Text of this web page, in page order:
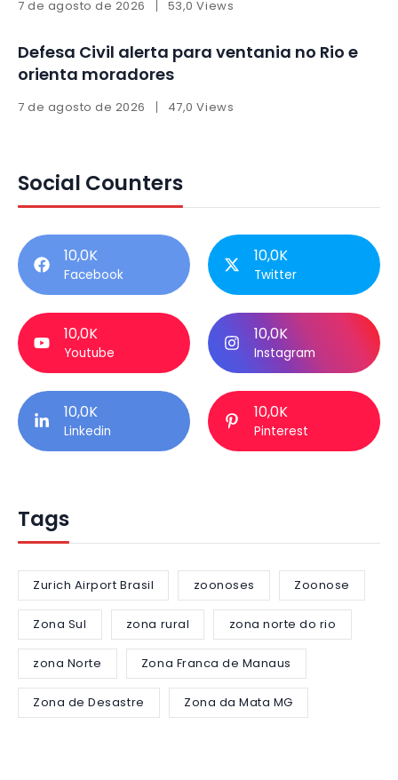
7 de agosto de 2026 53,0 Views
Defesa Civil alerta para ventania no Rio e
orienta moradores
7 de agosto de 2026 47,0 Views
Social Counters
10,0K
Facebook
10,0K
Twitter
10,0K
Youtube
10,0K
Instagram
10,0K
Linkedin
10,0K
Pinterest
Tags
Zurich Airport Brasil zoonoses Zoonose
Zona Sul zona rural zona norte do rio
zona Norte Zona Franca de Manaus
Zona de Desastre Zona da Mata MG